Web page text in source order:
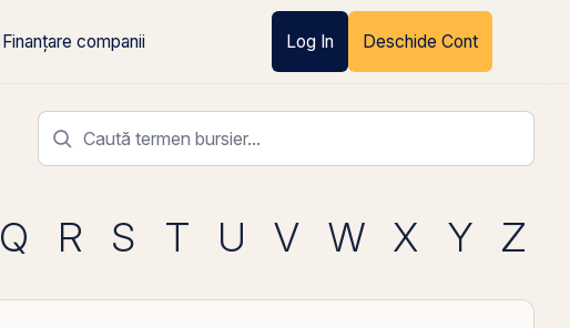
Finanțare companii Log In Deschide Cont
Q R S T U V W X Y Z